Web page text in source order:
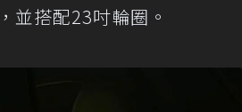
並搭配23吋輪圈。